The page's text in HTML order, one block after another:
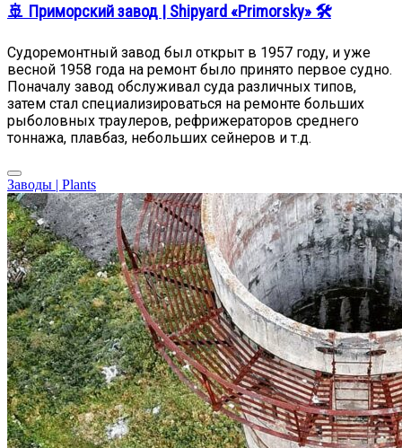
🚢 Приморский завод | Shipyard «Primorsky» 🛠️
Судоремонтный завод был открыт в 1957 году, и уже
весной 1958 года на ремонт было принято первое судно.
Поначалу завод обслуживал суда различных типов,
затем стал специализироваться на ремонте больших
рыболовных траулеров, рефрижераторов среднего
тоннажа, плавбаз, небольших сейнеров и т.д.
Заводы | Plants